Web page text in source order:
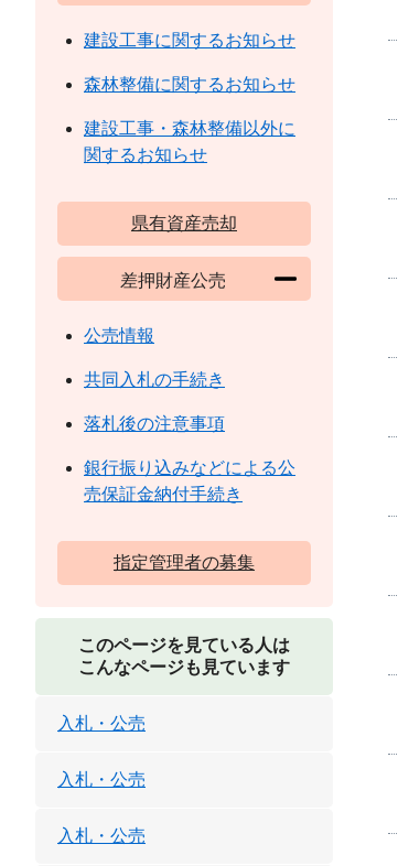
建設工事に関するお知らせ
森林整備に関するお知らせ
建設工事・森林整備以外に
関するお知らせ
県有資産売却
差押財産公売
公売情報
共同入札の手続き
落札後の注意事項
銀行振り込みなどによる公
売保証金納付手続き
指定管理者の募集
このページを見ている人は
こんなページも見ています
入札・公売
入札・公売
入札・公売